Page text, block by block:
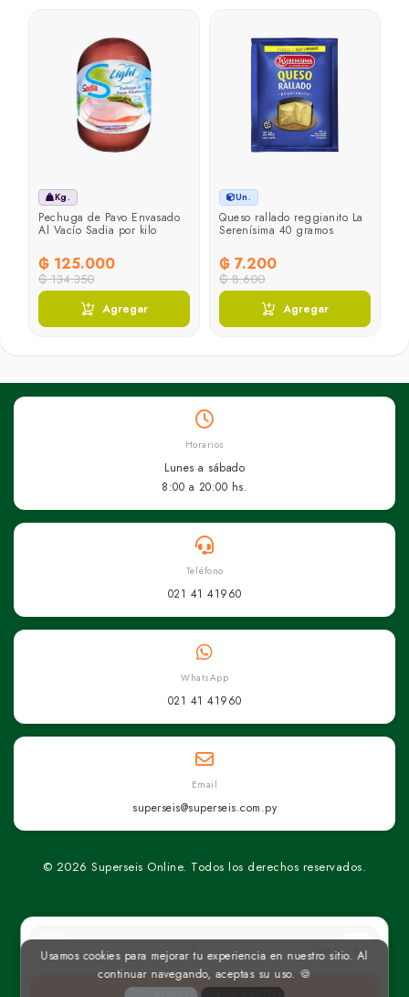
un
Kg.
Pechuga de Pavo Envasado
Al Vacío Sadia por kilo
₲ 125.000
₲ 134.350
Agregar
Un.
Queso rallado reggianito La
Serenísima 40 gramos
₲ 7.200
₲ 8.600
Agregar
Horarios
Lunes a sábado
8:00 a 20:00 hs.
Teléfono
021 41 41960
WhatsApp
021 41 41960
Email
superseis@superseis.com.py
© 2026 Superseis Online. Todos los derechos reservados.
Usamos cookies para mejorar tu experiencia en nuestro sitio. Al
continuar navegando, aceptas su uso. 🍪